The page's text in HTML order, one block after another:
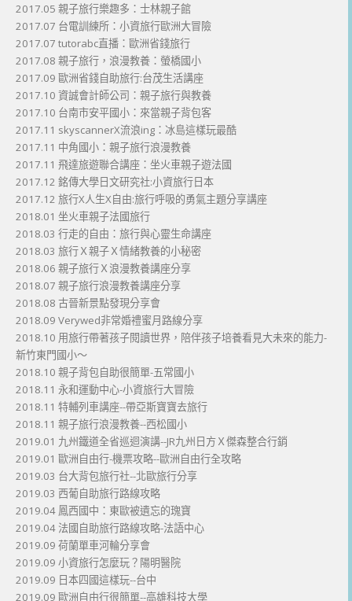
2017.05 親子旅行樂趣多：士林親子館
2017.07 台電訓練所：小資旅行歐洲大冒險
2017.07 tutorabc直播：歐洲省錢旅行
2017.08 親子旅行，浪漫教養：螢橋國小
2017.09 歐洲省錢自助旅行:台茂生活講座
2017.10 資誠會計師公司：親子旅行與教養
2017.10 台南市安平國小：來當親子背包客
2017.11 skyscannerX流浪ing：冰島這樣玩最酷
2017.11 中角國小：親子旅行浪漫教養
2017.11 飛達旅遊聯合講座：坐火車親子遊法國
2017.12 銘傳大學日文研究社:小資旅行日本
2017.12 旅行X人生X自由:旅行呼吸的勇氣主題分享講座
2018.01 坐火車親子法國旅行
2018.03 行走的自由：旅行與心靈生命講座
2018.03 旅行Ｘ親子Ｘ情緒教養的小秘密
2018.06 親子旅行Ｘ浪漫教養講座分享
2018.07 親子旅行浪漫教養講座分享
2018.08 古晉新景點發現分享會
2018.09 Verywed非常婚禮蜜月路線分享
2018.10 用旅行帶著孩子閱讀世界，陪伴孩子培養看見大未來的能力-
新竹東門國小～
2018.10 親子背包自助很簡單-五常國小
2018.11 永和運動中心-小資旅行大冒險
2018.11 特輔列車講座--帶亞斯寶寶去旅行
2018.11 親子旅行浪漫教養--西松國小
2019.01 九州鐵道全省巡迴演講--JR九州日方Ｘ傑森整合行銷
2019.01 歐洲自由行-機票攻略--歐洲自由行全攻略
2019.03 台大背包旅行社--北歐旅行分享
2019.03 西葡自助旅行路線攻略
2019.04 鳳西國中：東歐被遺忘的瑰寶
2019.04 法國自助旅行路線攻略-法語中心
2019.09 荷蘭單車河輪分享會
2019.09 小資旅行怎麼玩？陽明醫院
2019.09 日本四國這樣玩--台中
2019.09 歐洲自由行很簡單--高雄科技大學